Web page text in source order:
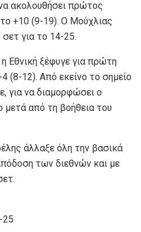
ακολουθήσει πρώτος
+10 (9-19). Ο Μούχλιας
για το 14-25.
ξέφυγε για πρώτη
(8-12). Από εκείνο το σημείο
για να διαμορφώσει ο
από τη βοήθεια του
άλλαξε όλη την βασικά
των διεθνών και με
25